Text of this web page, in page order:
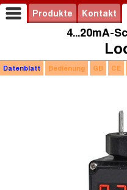
Produkte Kontakt
4...20mA-
Datenblatt Bedienung GB CE